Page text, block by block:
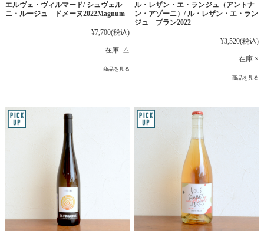
エルヴェ・ヴィルマード/ シュヴェル
ニ・ルージュ ドメーヌ2022Magnum
¥7,700(税込)
在庫 △
商品を見る
ル・レザン・エ・ランジュ（アントナ
ン・アゾーニ）/ ル・レザン・エ・ラン
ジュ ブラン2022
¥3,520(税込)
在庫 ×
商品を見る